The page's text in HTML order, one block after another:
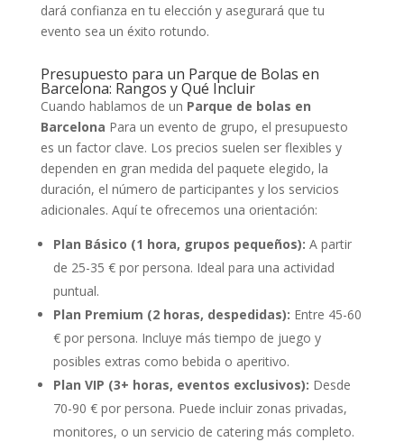
dará confianza en tu elección y asegurará que tu
evento sea un éxito rotundo.
Presupuesto para un Parque de Bolas en
Barcelona: Rangos y Qué Incluir
Cuando hablamos de un Parque de bolas en
Barcelona Para un evento de grupo, el presupuesto
es un factor clave. Los precios suelen ser flexibles y
dependen en gran medida del paquete elegido, la
duración, el número de participantes y los servicios
adicionales. Aquí te ofrecemos una orientación:
Plan Básico (1 hora, grupos pequeños): A partir
de 25-35 € por persona. Ideal para una actividad
puntual.
Plan Premium (2 horas, despedidas): Entre 45-60
€ por persona. Incluye más tiempo de juego y
posibles extras como bebida o aperitivo.
Plan VIP (3+ horas, eventos exclusivos): Desde
70-90 € por persona. Puede incluir zonas privadas,
monitores, o un servicio de catering más completo.